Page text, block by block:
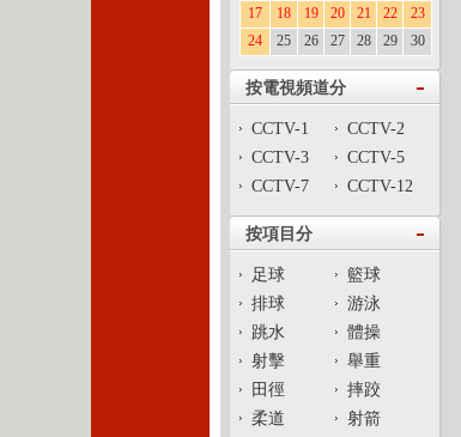
17
18 19 20 21 22
23
24
25 26 27 28 29 30
按電視頻道分
CCTV-1
CCTV-2
CCTV-3
CCTV-5
CCTV-7
CCTV-12
按項目分
足球
籃球
排球
游泳
跳水
體操
射擊
舉重
田徑
摔跤
柔道
射箭